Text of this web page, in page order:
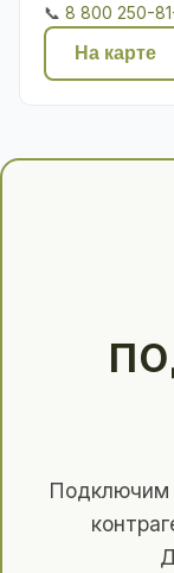
📞 8 800 250-
На карте
Подключим